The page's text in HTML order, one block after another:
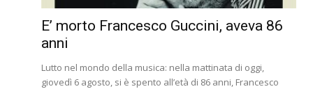
E’ morto Francesco Guccini, aveva 86
anni
Lutto nel mondo della musica: nella mattinata di oggi,
giovedì 6 agosto, si è spento all’età di 86 anni, Francesco